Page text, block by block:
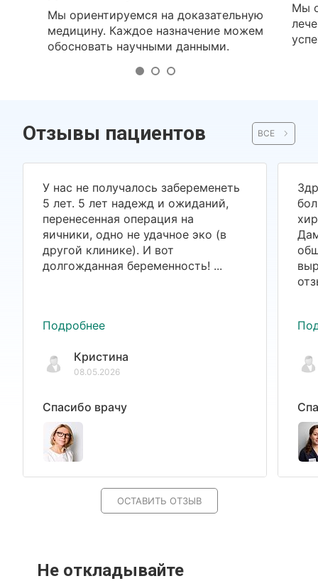
Мы ориентируемся на доказательную
медицину. Каждое назначение можем
обосновать научными данными.
Мы
Отзывы пациентов ВСЕ
У нас не получалось забеременеть
5 лет. 5 лет надежд и ожиданий,
перенесенная операция на
яичники, одно не удачное эко (в
другой клинике). И вот
долгожданная беременность! ...
Подробнее
Кристина
08.05.2026
Спасибо врачу
ОСТАВИТЬ ОТЗЫВ
Не откладывайте